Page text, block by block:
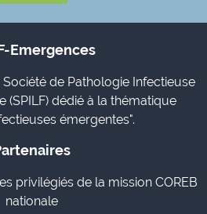
Emergences
de Pathologie Infectieuse
(SPILF) dédié à la thématique
émergentes".
privilégiés de la mission COREB
nationale